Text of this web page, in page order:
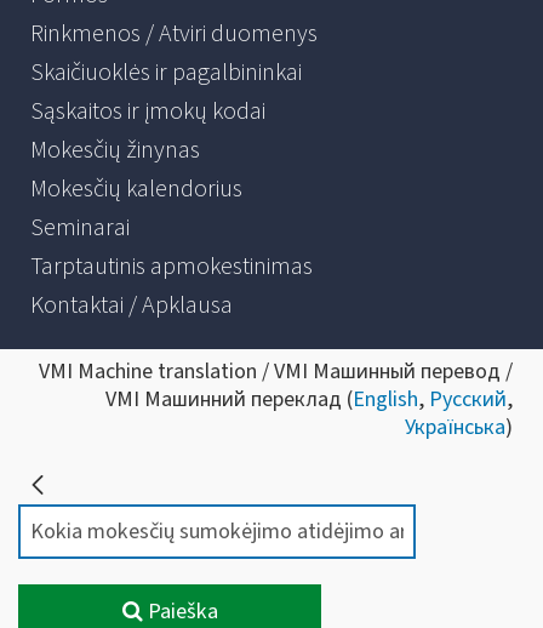
Rinkmenos / Atviri duomenys
Skaičiuoklės ir pagalbininkai
Sąskaitos ir įmokų kodai
Mokesčių žinynas
Mokesčių kalendorius
Seminarai
Tarptautinis apmokestinimas
Kontaktai / Apklausa
VMI Machine translation / VMI Машинный перевод /
VMI Машинний переклад (English, Русский,
Українська)
Paieška